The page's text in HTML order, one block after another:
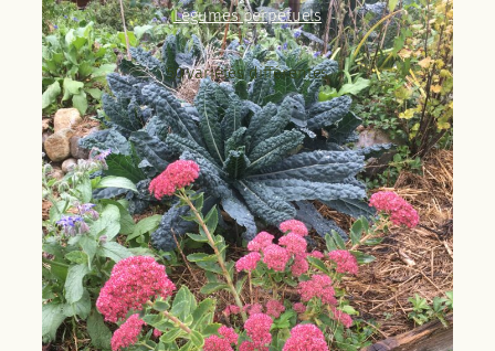
Légumes perpétuels
50 variétés différentes